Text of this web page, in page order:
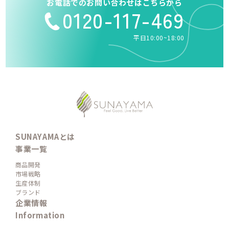
お電話でのお問い合わせはこちらから
0120-117-469
平日10:00~18:00
SUNAYAMAとは
事業一覧
商品開発
市場戦略
生産体制
ブランド
企業情報
Information